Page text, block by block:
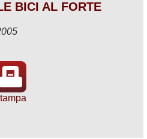
BICI AL FORTE